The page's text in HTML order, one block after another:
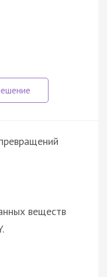
веществ